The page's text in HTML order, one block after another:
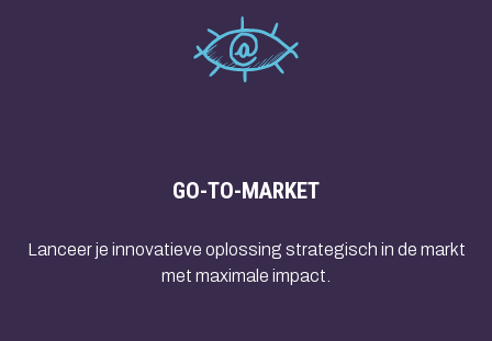
GO-TO-MARKET
Lanceer je innovatieve oplossing strategisch in de markt
met maximale impact.